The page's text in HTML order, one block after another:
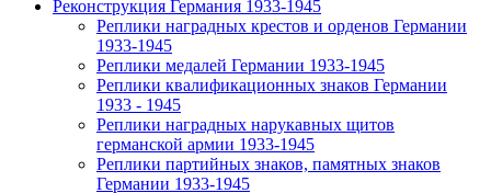
Реконструкция Германия 1933-1945
Реплики наградных крестов и орденов Германии
1933-1945
Реплики медалей Германии 1933-1945
Реплики квалификационных знаков Германии
1933 - 1945
Реплики наградных нарукавных щитов
германской армии 1933-1945
Реплики партийных знаков, памятных знаков
Германии 1933-1945